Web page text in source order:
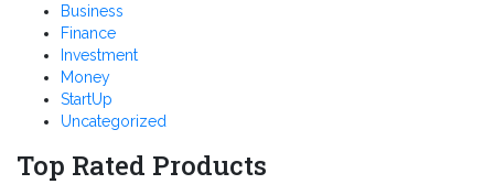
Business
Finance
Investment
Money
StartUp
Uncategorized
Top Rated Products